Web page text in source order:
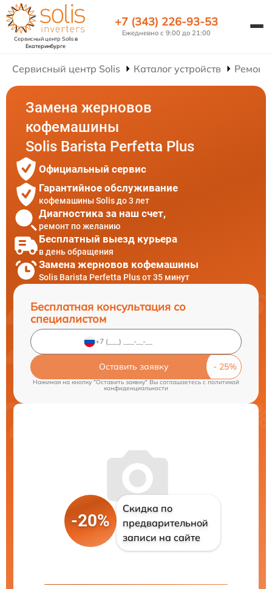
Сервисный центр Solisв
Екатеринбурге
+7 (343) 226-93-53
Ежедневно с 9:00 до 21:00
Сервисный центр Solis Каталог устройств
Замена жерновов
кофемашины
Solis Barista Perfetta Plus
Официальный сервис
Гарантийное обслуживание
кофемашины Solis до 3 лет
Диагностика за наш счет,
ремонт по желанию
Бесплатный выезд курьера
в день обращения
Замена жерновов кофемашины
Solis Barista Perfetta Plus от 35 минут
Бесплатная консультация со
специалистом
Оставить заявку
Нажимая на кнопку "Оставить заявку" Вы соглашаетесь cполитикой
конфиденциальности
-20%
Скидка по
предварительной
записи на сайте